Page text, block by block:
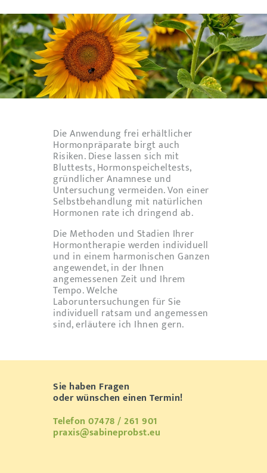
Die Anwendung frei erhältlicher
Hormonpräparate birgt auch
Risiken. Diese lassen sich mit
Bluttests, Hormonspeicheltests,
gründlicher Anamnese und
Untersuchung vermeiden. Von einer
Selbstbehandlung mit natürlichen
Hormonen rate ich dringend ab.
Die Methoden und Stadien Ihrer
Hormontherapie werden individuell
und in einem harmonischen Ganzen
angewendet, in der Ihnen
angemessenen Zeit und Ihrem
Tempo. Welche
Laboruntersuchungen für Sie
individuell ratsam und angemessen
sind, erläutere ich Ihnen gern.
Sie haben Fragen
oder wünschen einen Termin!
Telefon 07478 / 261 901
praxis@sabineprobst.eu